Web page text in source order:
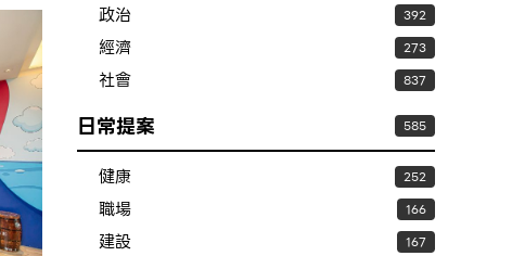
政治 392
經濟 273
社會 837
日常提案 585
健康 252
職場 166
建設 167